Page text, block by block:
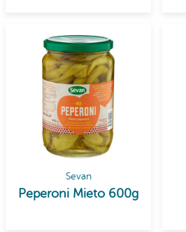
Sevan
Peperoni Mieto 600g